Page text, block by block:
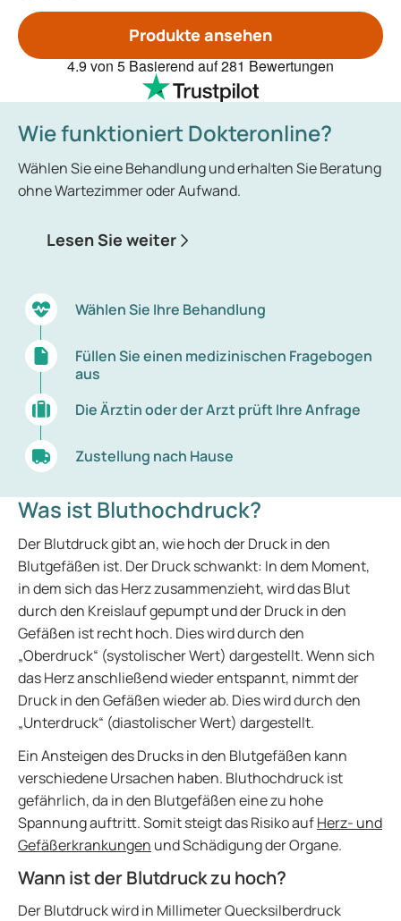
Produkte ansehen
4.9von 5Basierend auf281 Bewertungen
Wie funktioniert Dokteronline?
Wählen Sie eine Behandlung und erhalten Sie Beratung
ohne Wartezimmer oder Aufwand.
Lesen Sie weiter
Wählen Sie Ihre Behandlung
Füllen Sie einen medizinischen Fragebogen
aus
Die Ärztin oder der Arzt prüft Ihre Anfrage
Zustellung nach Hause
Was ist Bluthochdruck?
Der Blutdruck gibt an, wie hoch der Druck in den
Blutgefäßen ist. Der Druck schwankt: In dem Moment,
in dem sich das Herz zusammenzieht, wird das Blut
durch den Kreislauf gepumpt und der Druck in den
Gefäßen ist recht hoch. Dies wird durch den
„Oberdruck“ (systolischer Wert) dargestellt. Wenn sich
das Herz anschließend wieder entspannt, nimmt der
Druck in den Gefäßen wieder ab. Dies wird durch den
„Unterdruck“ (diastolischer Wert) dargestellt.
Ein Ansteigen des Drucks in den Blutgefäßen kann
verschiedene Ursachen haben. Bluthochdruck ist
gefährlich, da in den Blutgefäßen eine zu hohe
Spannung auftritt. Somit steigt das Risiko aufHerz- und
Gefäßerkrankungen und Schädigung der Organe.
Wann ist der Blutdruck zu hoch?
Der Blutdruck wird in Millimeter Quecksilberdruck